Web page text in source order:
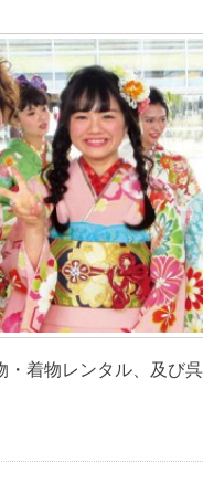
・着物レンタル、及び